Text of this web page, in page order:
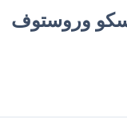
وروستوف